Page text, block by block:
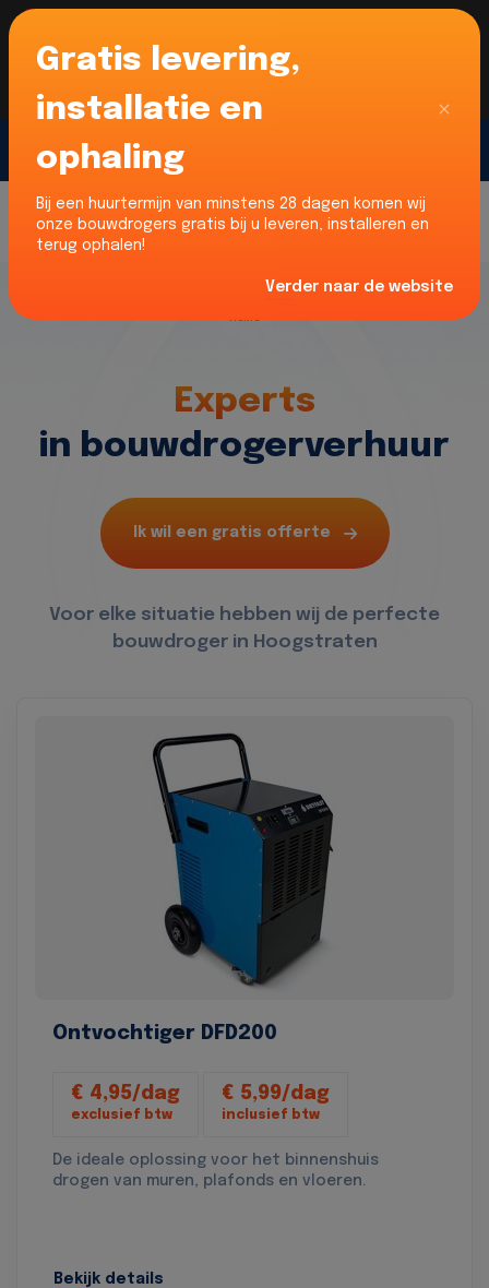
Voor onze Nederlandse klanten... Wij zijn maar
liefst 52% goedkoper dan verhuurders uit NL -
limburg en Noord-Brabant!
Home
Experts
in bouwdrogerverhuur
Ik wil een gratis offerte
Voor elke situatie hebben wij de perfecte
bouwdroger in Hoogstraten
Ontvochtiger DFD200
€ 4,95/dag
exclusief btw
€ 5,99/dag
inclusief btw
De ideale oplossing voor het binnenshuis
drogen van muren, plafonds en vloeren.
Bekijk details
Gratis levering,
installatie en
ophaling
Bij een huurtermijn van minstens 28 dagen komen wij
onze bouwdrogers gratis bij u leveren, installeren en
terug ophalen!
Verder naar de website